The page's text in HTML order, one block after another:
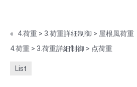
«
4.荷重 > 3.荷重詳細制御 > 屋根風荷重
4.荷重 > 3.荷重詳細制御 > 点荷重
List